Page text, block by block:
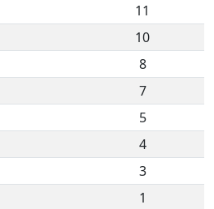
11
10
8
7
5
4
3
1